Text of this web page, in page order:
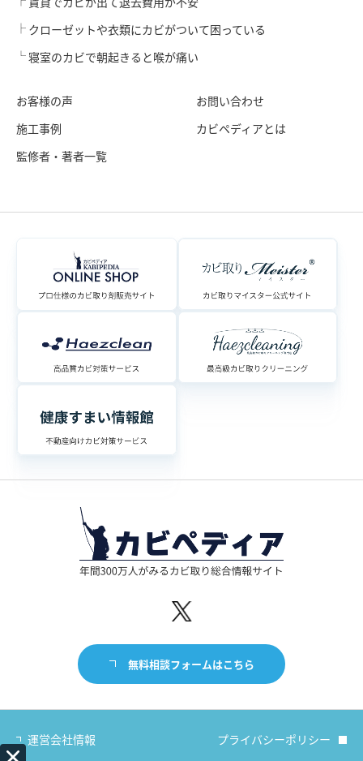
クローゼットや衣類にカビがついて困っている
寝室のカビで朝起きると喉が痛い
お客様の声
施工事例
監修者・著者一覧
お問い合わせ
カビペディアとは
無料相談フォームはこちら
運営会社情報 プライバシーポリシー